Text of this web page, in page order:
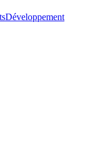
Développement